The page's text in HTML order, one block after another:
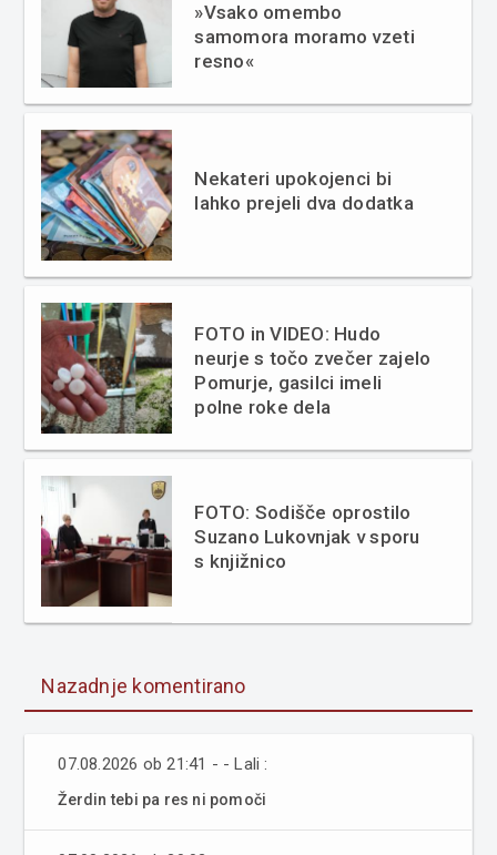
»Vsako omembo
samomora moramo vzeti
resno«
Nekateri upokojenci bi
lahko prejeli dva dodatka
FOTO in VIDEO: Hudo
neurje s točo zvečer zajelo
Pomurje, gasilci imeli
polne roke dela
FOTO: Sodišče oprostilo
Suzano Lukovnjak v sporu
s knjižnico
Nazadnje komentirano
07.08.2026 ob 21:41 - - Lali :
Žerdin tebi pa res ni pomoči